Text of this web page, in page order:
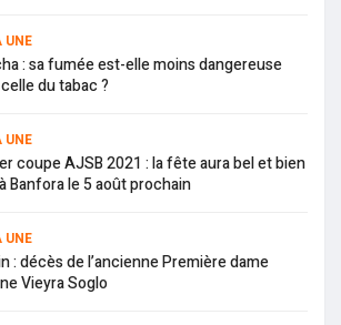
UNE
: sa fumée est-elle moins dangereuse
du tabac ?
UNE
coupe AJSB 2021 : la fête aura bel et bien
Banfora le 5 août prochain
UNE
: décès de l’ancienne Première dame
Vieyra Soglo